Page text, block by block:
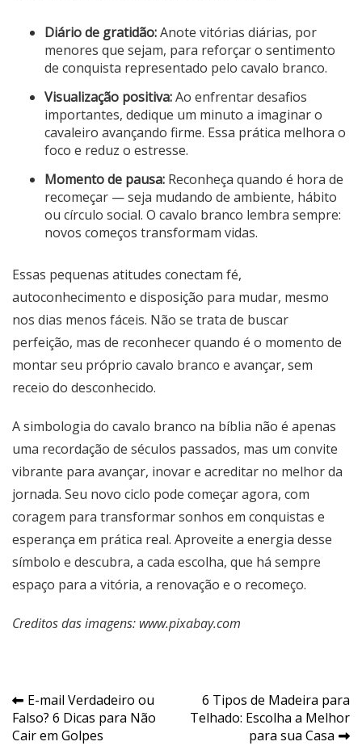
Diário de gratidão:Anote vitórias diárias, por
menores que sejam, para reforçar o sentimento
de conquista representado pelo cavalo branco.
Visualização positiva:Ao enfrentar desafios
importantes, dedique um minuto a imaginar o
cavaleiro avançando firme. Essa prática melhora o
foco e reduz o estresse.
Momento de pausa: Reconheça quando é hora de
recomeçar — seja mudando de ambiente, hábito
ou círculo social. O cavalo branco lembra sempre:
novos começos transformam vidas.
Essas pequenas atitudes conectam fé,
autoconhecimento e disposição para mudar, mesmo
nos dias menos fáceis. Não se trata de buscar
perfeição, mas de reconhecer quando é o momento de
montar seu próprio cavalo branco e avançar, sem
receio do desconhecido.
A simbologia do cavalo branco na bíblia não é apenas
uma recordação de séculos passados, mas um convite
vibrante para avançar, inovar e acreditar no melhor da
jornada. Seu novo ciclo pode começar agora, com
coragem para transformar sonhos em conquistas e
esperança em prática real. Aproveite a energia desse
símbolo e descubra, a cada escolha, que há sempre
espaço para a vitória, a renovação e o recomeço.
Creditos das imagens: www.pixabay.com
Navegação
de
E-mail Verdadeiro ou
Falso? 6 Dicas para Não
Cair em Golpes
6 Tipos de Madeira para
Telhado: Escolha a Melhor
para sua Casa